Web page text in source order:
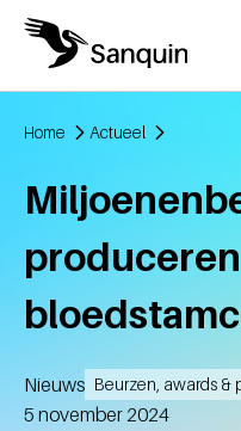
Overslaan en naar de inhoud
Home Actueel
Nieuws Beurzen, awards &
Aangemaakt
5 november 2024